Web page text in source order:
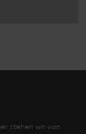
stehen wir von